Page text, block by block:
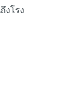
งโรง